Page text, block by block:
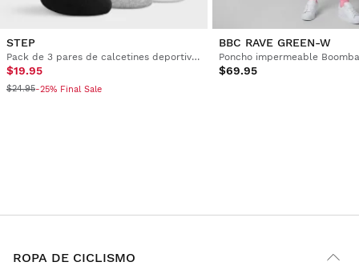
STEP
Pack de 3 pares de calcetines deportivos
$19.95
$24.95-25% Final Sale
BBC RAVE GREEN-W
Poncho impermeable
$69.95
ROPA DE CICLISMO